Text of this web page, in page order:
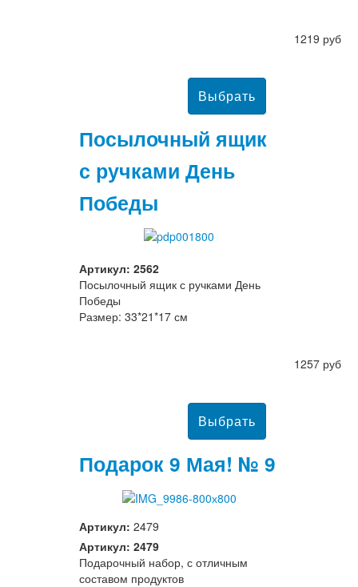
1219 руб
Посылочный ящик
с ручками День
Победы
Артикул: 2562
Посылочный ящик с ручками День
Победы
Размер: 33*21*17 см
1257 руб
Подарок 9 Мая! № 9
Артикул: 2479
Артикул: 2479
Подарочный набор, с отличным
составом продуктов